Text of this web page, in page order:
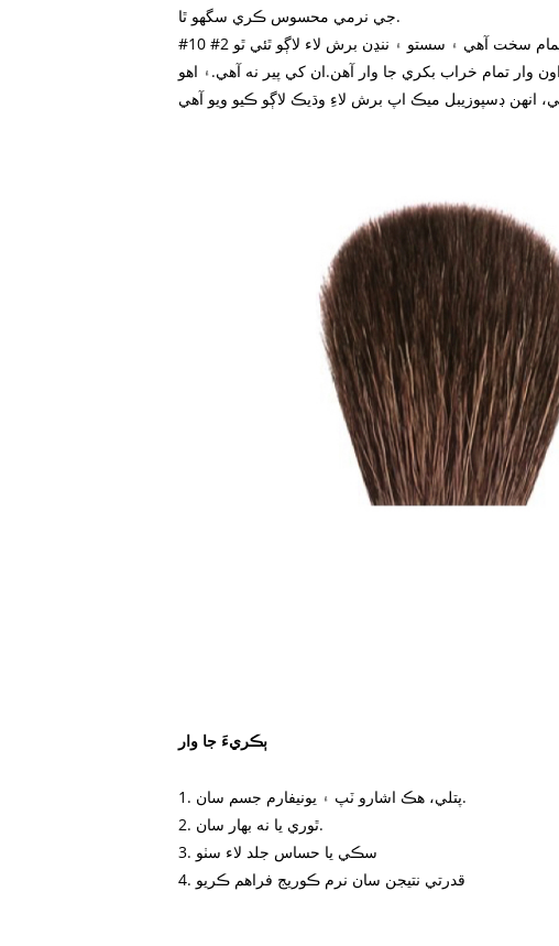
جي نرمي محسوس ڪري سگهو ٿا.
وار تمام خراب بکري جا وار آهن.ان کي پير نه آهي.۽ اهو
ٻڪريءَ جا وار
1. پتلي، هڪ اشارو ٽپ ۽ يونيفارم جسم سان.
2. ٿوري يا نه بهار سان.
3. سڪي يا حساس جلد لاء سٺو
4. قدرتي نتيجن سان نرم ڪوريج فراهم ڪريو